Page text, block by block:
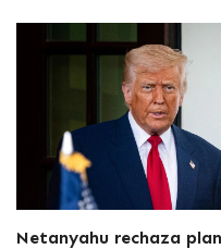
Netanyahu rechaza